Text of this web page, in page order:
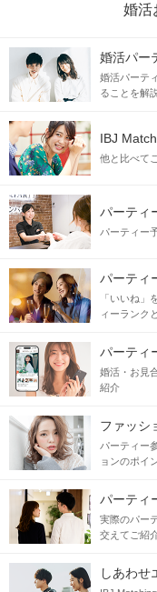
婚活
婚活パー
婚活パーテ
ることを解
IBJ
他と比べて
パーティ
パーティー
パーティ
「いいね」
ィーランク
パーティ
婚活・お見
紹介
ファッシ
パーティー
ョンのポイ
パーティ
実際のパー
交えてご紹
しあわせ